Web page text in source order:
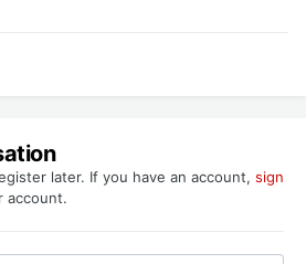
later. If you have an account, sign
account.